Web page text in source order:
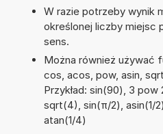
W razie potrzeby wynik
określonej liczby miejsc
sens.
Można również używać
cos, acos, pow, asin,
Przykład: sin(90), 3 pow
sqrt(4), sin(π/2), asin(1/
atan(1/4)